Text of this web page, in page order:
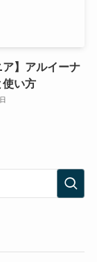
ア】アルイーナ
使い方